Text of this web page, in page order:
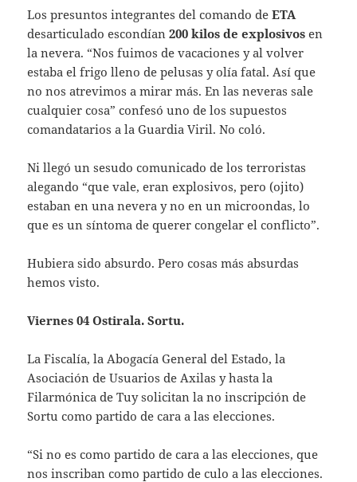
Los presuntos integrantes del comando deETA
desarticulado escondían200 kilos de explosivos en
la nevera. “Nos fuimos de vacaciones y al volver
estaba el frigo lleno de pelusas y olía fatal. Así que
no nos atrevimos a mirar más. En las neveras sale
cualquier cosa” confesó uno de los supuestos
comandatarios a la Guardia Viril. No coló.
Ni llegó un sesudo comunicado de los terroristas
alegando “que vale, eran explosivos, pero (ojito)
estaban en una nevera y no en un microondas, lo
que es un síntoma de querer congelar el conflicto”.
Hubiera sido absurdo. Pero cosas más absurdas
hemos visto.
Viernes 04 Ostirala. Sortu.
La Fiscalía, la Abogacía General del Estado, la
Asociación de Usuarios de Axilas y hasta la
Filarmónica de Tuy solicitan la no inscripción de
Sortu como partido de cara a las elecciones.
“Si no es como partido de cara a las elecciones, que
nos inscriban como partido de culo a las elecciones.